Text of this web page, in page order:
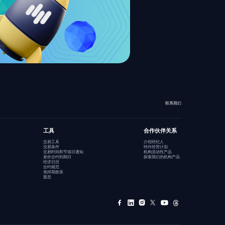
联系我们
工具
交易工具
交易条件
交易时间和节假日通知
差价合约到期日
经济日历
合约规范
免掉期政策
股息
合作伙伴关系
介绍经纪人
特许经营计划
机构流动性产品
探索我们的机构产品